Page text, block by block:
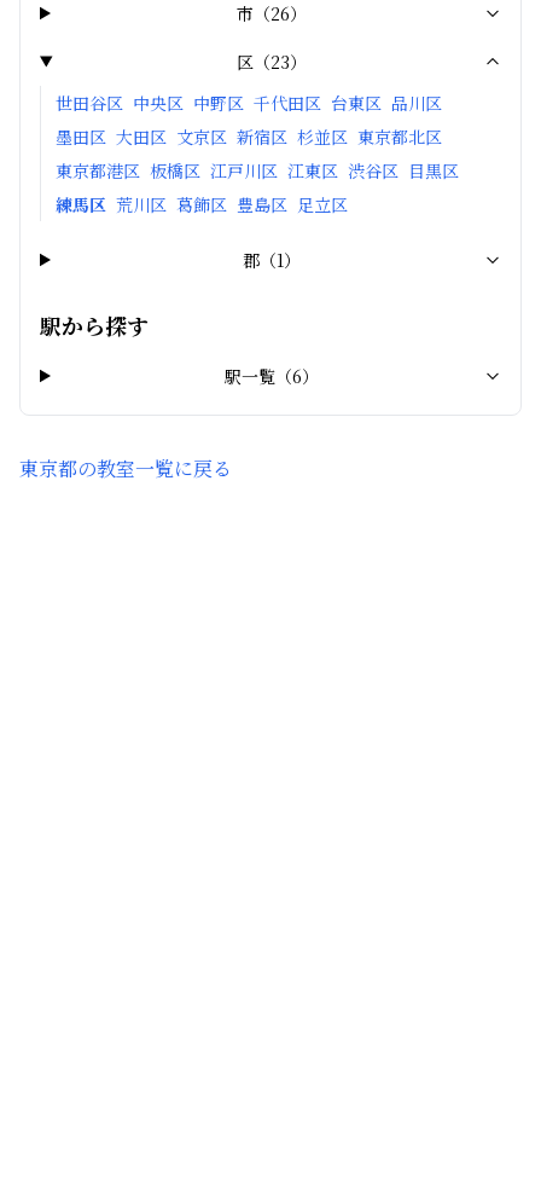
市 （26）
区 （23）
世田谷区 中央区 中野区 千代田区 台東区 品川区
墨田区 大田区 文京区 新宿区 杉並区 東京都北区
東京都港区 板橋区 江戸川区 江東区 渋谷区 目黒区
練馬区 荒川区 葛飾区 豊島区 足立区
郡 （1）
駅から探す
駅一覧（6）
東京都の教室一覧に戻る